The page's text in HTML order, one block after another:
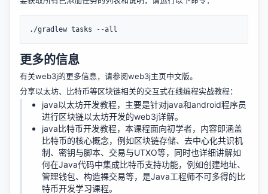
更多的信息
有关web3j的更多信息，请参阅web3j主页中文版。
分享以太坊、比特币等区块链相关的交互式在线编程实战教程：
java以太坊开发教程，主要是针对java和android程序员
进行区块链以太坊开发的web3j详解。
java比特币开发教程，本课程面向初学者，内容即涵盖
比特币的核心概念，例如区块链存储、去中心化共识机
制、密钥与脚本、交易与UTXO等，同时也详细讲解如
何在Java代码中集成比特币支持功能，例如创建地址、
管理钱包、构造裸交易等，是Java工程师不可多得的比
特币开发学习课程。